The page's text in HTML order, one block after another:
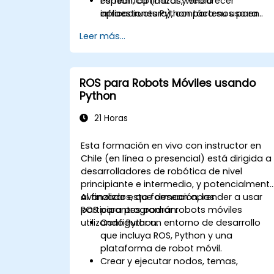
aplicaciones Python para su uso en
Empaquetar, distribuir e implementar
proyectos Python utilizando
herramientas modernas y
contenedores.
infraestructura), contáctenos para
Leer más...
ROS para Robots Móviles usando
Python
21 Horas
Esta formación en vivo con instructor en
Chile (en línea o presencial) está dirigida a
desarrolladores de robótica de nivel
principiante e intermedio, y potencialmente
avanzados, que desean aprender a usar
ROS para programar robots móviles
utilizando Python.
Al finalizar esta formación, los
participantes podrán:
Configurar un entorno de desarrollo
que incluya ROS, Python y una
plataforma de robot móvil.
Crear y ejecutar nodos, temas,